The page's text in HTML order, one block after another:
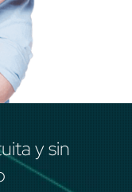
y sin